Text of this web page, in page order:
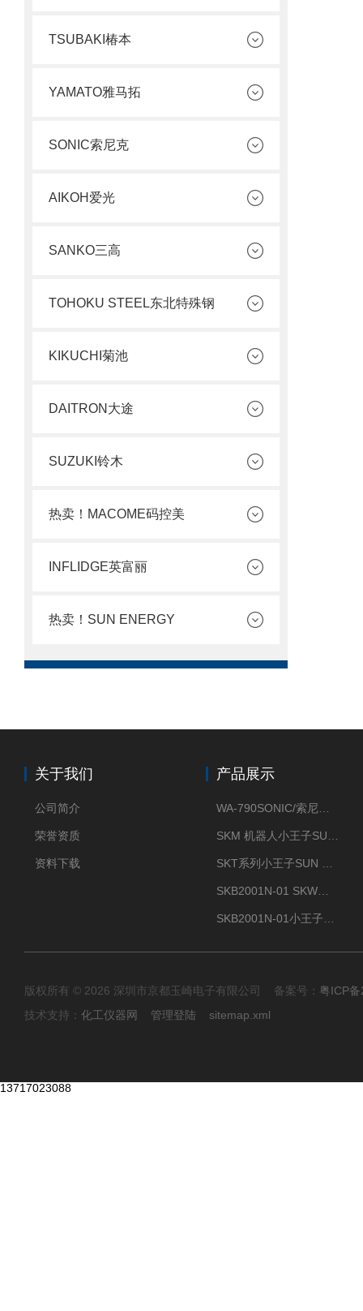
TSUBAKI椿本
YAMATO雅马拓
SONIC索尼克
AIKOH爱光
SANKO三高
TOHOKU STEEL东北特殊钢
KIKUCHI菊池
DAITRON大途
SUZUKI铃木
热卖！MACOME码控美
INFLIDGE英富丽
热卖！SUN ENERGY
关于我们
公司简介
荣誉资质
资料下载
产品展示
版权所有 © 2026 深圳市京都玉崎电子有限公司 备案号： 粤ICP
技术支持： 化工仪器网 管理登陆 sitemap.xml
13717023088